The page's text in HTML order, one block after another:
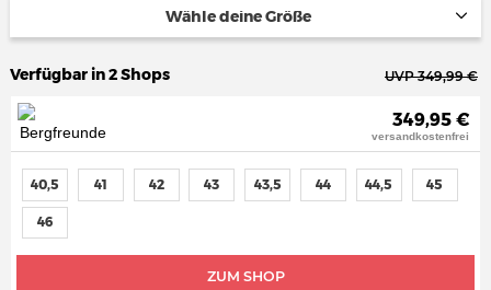
Wähle deine Größe
Verfügbar in 2 Shops UVP 349,99 €
349,95 €
versandkostenfrei
ZUM SHOP
40,5 41 42 43 43,5 44 44,5 45
46